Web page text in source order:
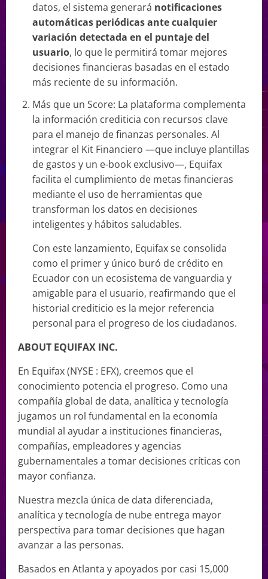
datos, el sistema generará notificaciones
automáticas periódicas ante cualquier
variación detectada en el puntaje del
usuario, lo que le permitirá tomar mejores
decisiones financieras basadas en el estado
más reciente de su información.
Más que un Score: La plataforma complementa
la información crediticia con recursos clave
para el manejo de finanzas personales. Al
integrar el Kit Financiero —que incluye plantillas
de gastos y un e-book exclusivo—, Equifax
facilita el cumplimiento de metas financieras
mediante el uso de herramientas que
transforman los datos en decisiones
inteligentes y hábitos saludables.
Con este lanzamiento, Equifax se consolida
como el primer y único buró de crédito en
Ecuador con un ecosistema de vanguardia y
amigable para el usuario, reafirmando que el
historial crediticio es la mejor referencia
personal para el progreso de los ciudadanos.
ABOUT EQUIFAX INC.
En Equifax (NYSE : EFX), creemos que el
conocimiento potencia el progreso. Como una
compañía global de data, analítica y tecnología
jugamos un rol fundamental en la economía
mundial al ayudar a instituciones financieras,
compañías, empleadores y agencias
gubernamentales a tomar decisiones críticas con
mayor confianza.
Nuestra mezcla única de data diferenciada,
analítica y tecnología de nube entrega mayor
perspectiva para tomar decisiones que hagan
avanzar a las personas.
Basados en Atlanta y apoyados por casi 15,000